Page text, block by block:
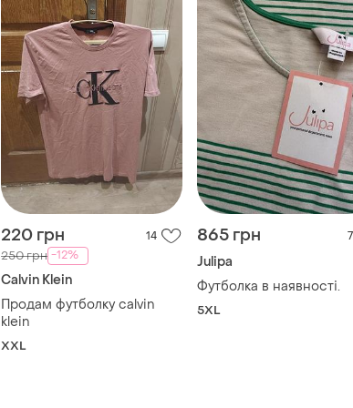
220 грн 14
250 грн -12%
Calvin Klein
Продам футболку calvin
klein
XXL
865 грн 7
Julipa
Футболка в наявності.
5XL